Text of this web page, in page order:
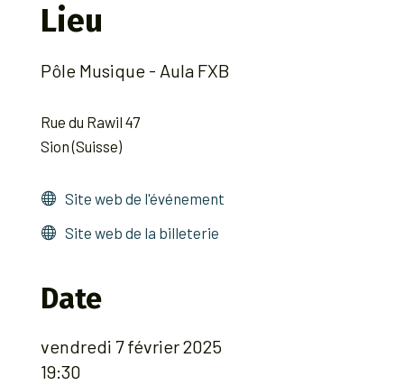
Lieu
Pôle Musique - Aula FXB
Rue du Rawil 47
Sion (Suisse)
Site web de l'événement
Site web de la billeterie
Date
vendredi 7 février 2025
19:30